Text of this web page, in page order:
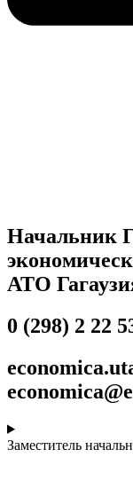
Начальник
АТО
0 (298) 2 22
Заместитель